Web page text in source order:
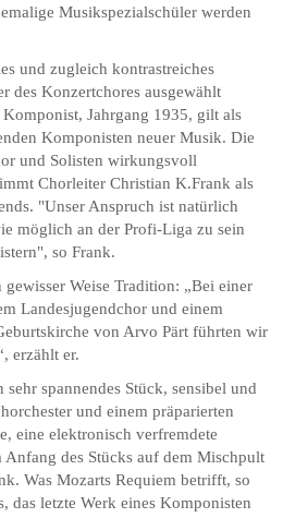
Musikspezialschüler werden
und zugleich kontrastreiches
des Konzertchores ausgewählt
Jahrgang 1935, gilt als
Komponisten neuer Musik. Die
und Solisten wirkungsvoll
Chorleiter Christian K.Frank als
"Unser Anspruch ist natürlich
möglich an der Profi-Liga zu sein
so Frank.
Weise Tradition: „Bei einer
Landesjugendchor und einem
von Arvo Pärt führten wir
erzählt er.
spannendes Stück, sensibel und
und einem präparierten
eine elektronisch verfremdete
des Stücks auf dem Mischpult
Was Mozarts Requiem betrifft, so
das letzte Werk eines Komponisten